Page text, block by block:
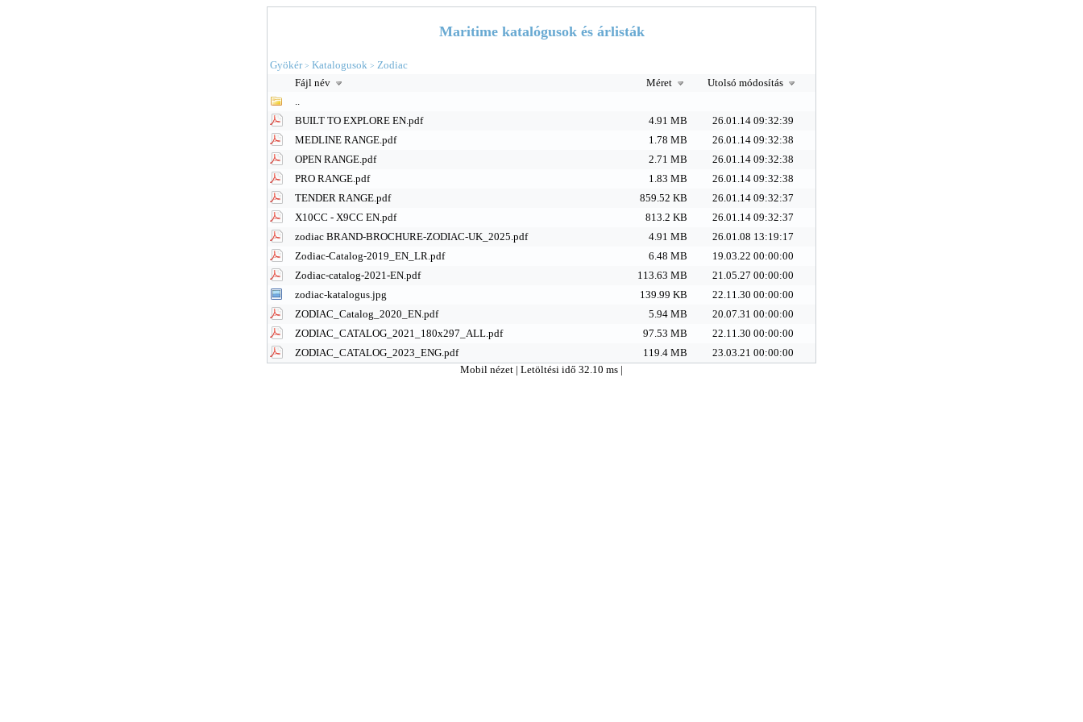
Maritime katalógusok és árlisták
Gyökér> Katalogusok > Zodiac
Fájl név
Méret
Utolsó módosítás
..
BUILT TO EXPLORE EN.pdf
4.91 MB
26.01.14 09:32:39
MEDLINE RANGE.pdf
1.78 MB
26.01.14 09:32:38
OPEN RANGE.pdf
2.71 MB
26.01.14 09:32:38
PRO RANGE.pdf
1.83 MB
26.01.14 09:32:38
TENDER RANGE.pdf
859.52 KB
26.01.14 09:32:37
X10CC - X9CC EN.pdf
813.2 KB
26.01.14 09:32:37
zodiac BRAND-BROCHURE-ZODIAC-UK_2025.pdf
4.91 MB
26.01.08 13:19:17
Zodiac-Catalog-2019_EN_LR.pdf
6.48 MB
19.03.22 00:00:00
Zodiac-catalog-2021-EN.pdf
113.63 MB
21.05.27 00:00:00
zodiac-katalogus.jpg
139.99 KB
22.11.30 00:00:00
ZODIAC_Catalog_2020_EN.pdf
5.94 MB
20.07.31 00:00:00
ZODIAC_CATALOG_2021_180x297_ALL.pdf
97.53 MB
22.11.30 00:00:00
ZODIAC_CATALOG_2023_ENG.pdf
119.4 MB
23.03.21 00:00:00
Mobil nézet | Letöltési idő 32.10 ms |